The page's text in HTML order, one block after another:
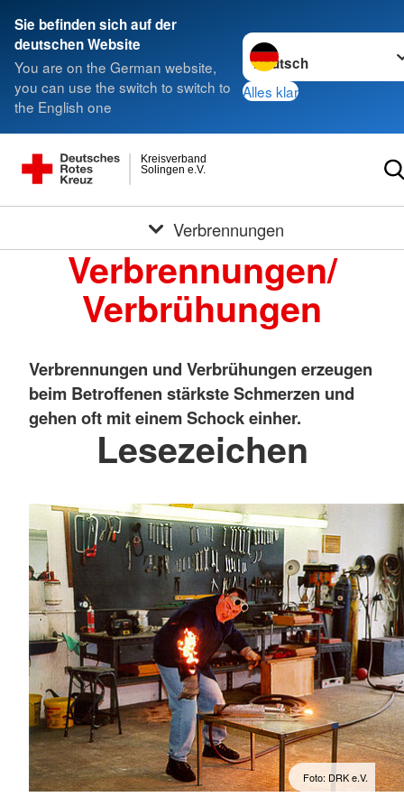
Sie befinden sich auf der
deutschen Website
You are on the German website,
you can use the switch to switch to
the English one
Sprache wechseln zu
Alles klar
Solingen e.V.
Kreisverband
Verbrennungen
Verbrennungen/
Verbrühungen
Verbrennungen und Verbrühungen erzeugen
beim Betroffenen stärkste Schmerzen und
gehen oft mit einem Schock einher.
Lesezeichen
Foto: DRK e.V.